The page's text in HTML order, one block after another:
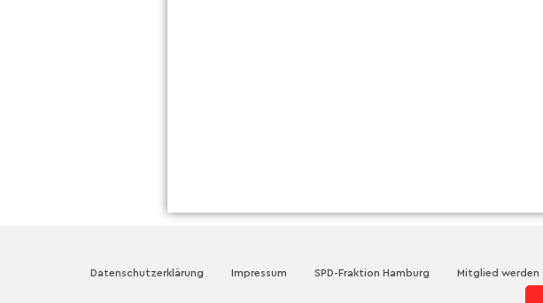
Datenschutzerklärung Impressum SPD-Fraktion Hamburg Mitglied werden